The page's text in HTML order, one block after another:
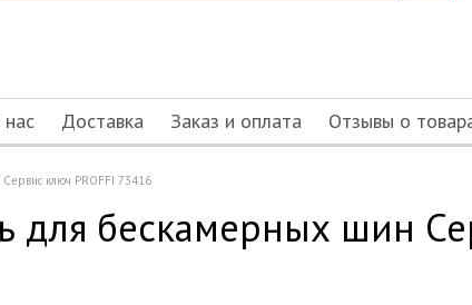
Доставка Заказ и оплата Отзывы о
ключ PROFFI 73416
для бескамерных шин